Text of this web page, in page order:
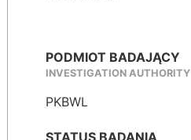
PODMIOT BADAJĄCY
INVESTIGATION AUTHORITY
PKBWL
STATUS BADANIA